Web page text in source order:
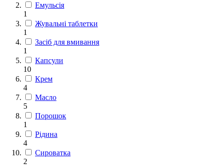
Емульсія
1
Жувальні таблетки
1
Засіб для вмивання
1
Капсули
10
Крем
4
Масло
5
Порошок
1
Рідина
4
Сироватка
2